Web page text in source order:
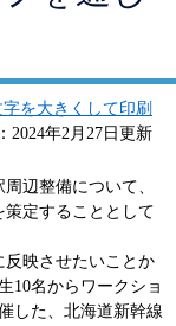
字を大きくして印刷
2024年2月27日更新
辺整備について、
定することとして
映させたいことか
10名からワークショ
した、北海道新幹線